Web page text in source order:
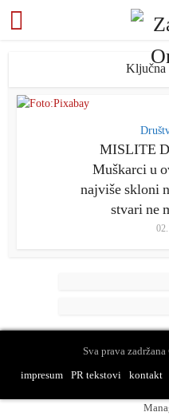
Ključna
MISLITE
Muškarci u
najviše skloni
stvari ne
Sva prava
impresum
PR tekstovi kontakt